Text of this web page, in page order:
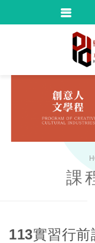
課
113實習行前